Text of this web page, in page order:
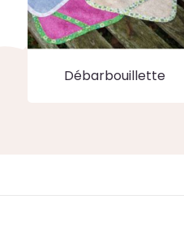
Débarbouillette